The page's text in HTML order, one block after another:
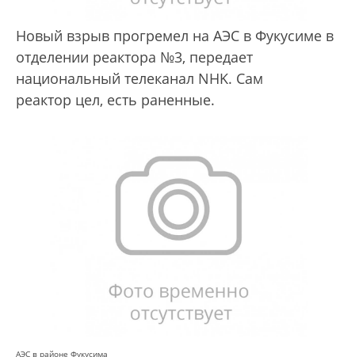
Новый взрыв прогремел на АЭС в Фукусиме в
отделении реактора №3, передает
национальный телеканал NHK. Сам
реактор цел, есть раненные.
АЭС в районе Фукусима